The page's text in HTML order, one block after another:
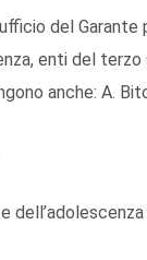
del Garante
enti del
anche: A.